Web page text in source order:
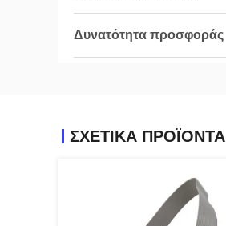
Δυνατότητα προσφοράς
ΣΧΕΤΙΚΆ ΠΡΟΪΌΝΤΑ